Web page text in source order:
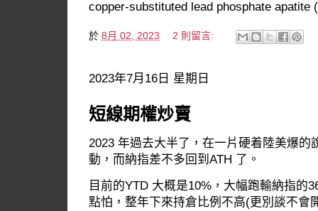
copper-substituted lead phosphate apatite (
於 8月 02, 2023 2 則留言:
2023年7月16日 星期日
短線期權炒賣
2023 年過去大半了，在一片硬着陸美爆的
動，而納指差不多回到ATH 了。
目前的YTD 大概是10%，大幅跑輸納指的
點怕，整年下來持倉比例不高(更別談不會